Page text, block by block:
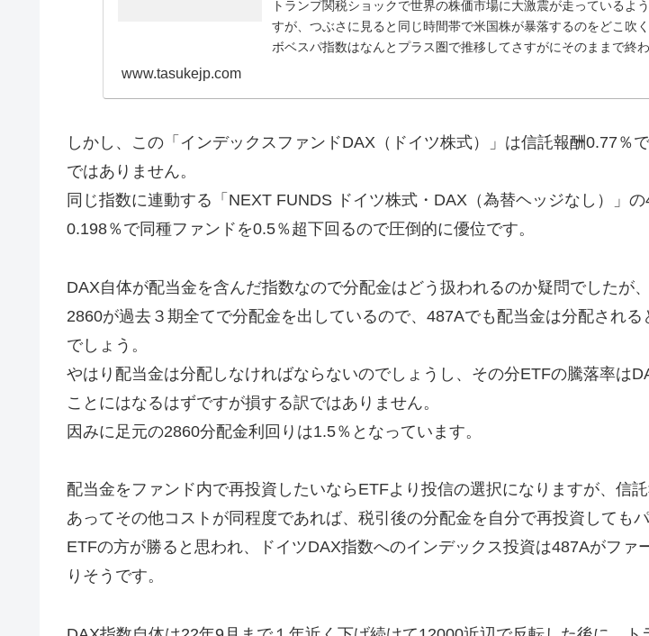
トランプ関税ショックで世界の株価市場に大激震が走っているよ
すが、つぶさに見ると同じ時間帯で米国株が暴落するのをどこ吹
ボベスパ指数はなんとプラス圏で推移してさすがにそのままで終わ
www.tasukejp.com
しかし、この「インデックスファンドDAX（ドイツ株式）」は信託報酬0.77％
ではありません。
同じ指数に連動する「NEXT FUNDS ドイツ株式・DAX（為替ヘッジなし）」
0.198％で同種ファンドを0.5％超下回るので圧倒的に優位です。
DAX自体が配当金を含んだ指数なので分配金はどう扱われるのか疑問でしたが
2860が過去３期全てで分配金を出しているので、487Aでも配当金は分配される
でしょう。
やはり配当金は分配しなければならないのでしょうし、その分ETFの騰落率は
ことにはなるはずですが損する訳ではありません。
因みに足元の2860分配金利回りは1.5％となっています。
配当金をファンド内で再投資したいならETFより投信の選択になりますが、信
あってその他コストが同程度であれば、税引後の分配金を自分で再投資しても
ETFの方が勝ると思われ、ドイツDAX指数へのインデックス投資は487Aがファ
りそうです。